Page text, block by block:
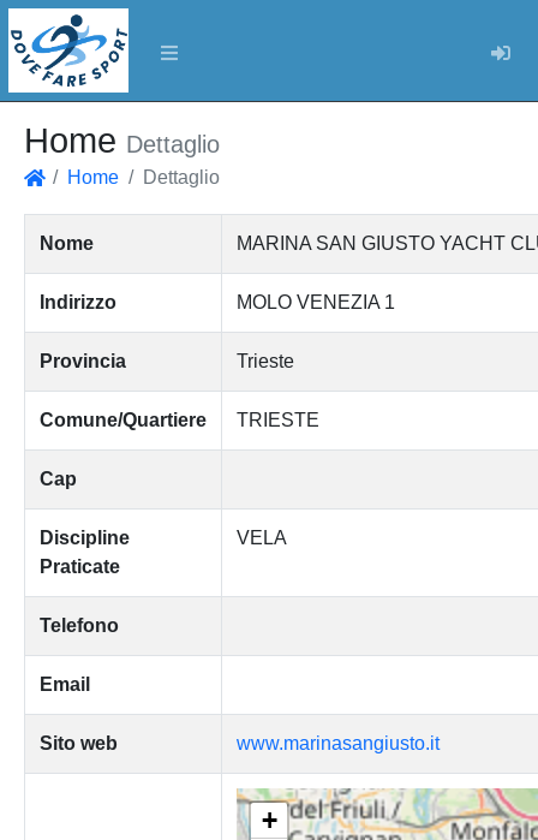
Home Dettaglio
Home Dettaglio
Nome MARINA SAN GIUSTO YACHT
Indirizzo MOLO VENEZIA 1
Provincia Trieste
Comune/Quartiere TRIESTE
Cap
Discipline
Praticate
VELA
Telefono
Email
Sito web www.marinasangiusto.it
+